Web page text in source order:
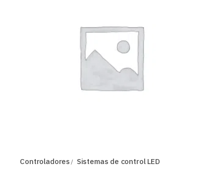
Controladores Sistemas de control LED